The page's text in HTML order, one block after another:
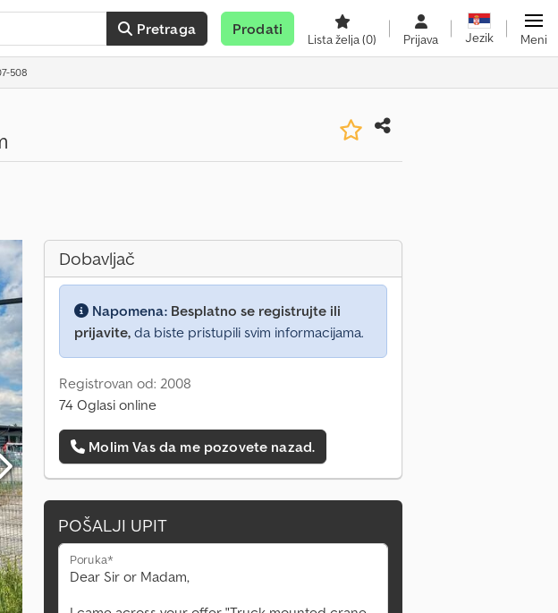
Pretraga Prodati
Lista želja(0) Prijava Jezik Meni
508
Dobavljač
Napomena: Besplatno se registrujte ili
prijavite, da biste pristupili svim informacijama.
Registrovan od: 2008
74 Oglasi online
Molim Vas da me pozovete nazad.
POŠALJI UPIT
Poruka*